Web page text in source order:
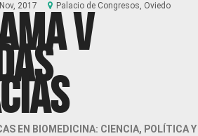
2017 Palacio de Congresos, Oviedo
V
EN BIOMEDICINA: CIENCIA, POLÍTICA Y